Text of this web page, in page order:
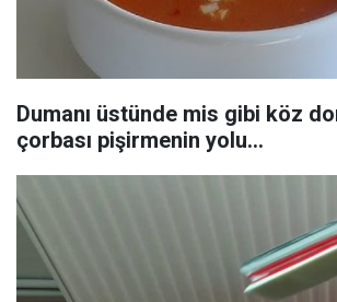
Dumanı üstünde mis gibi köz
çorbası pişirmenin yolu...